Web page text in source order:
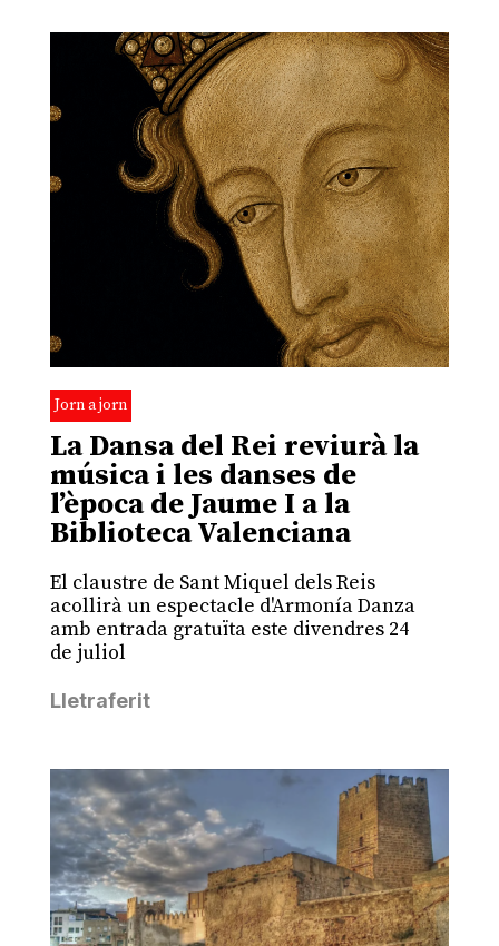
Jorn a jorn
La Dansa del Rei reviurà la
música i les danses de
l’època de Jaume I a la
Biblioteca Valenciana
El claustre de Sant Miquel dels Reis
acollirà un espectacle d'Armonía Danza
amb entrada gratuïta este divendres 24
de juliol
Lletraferit